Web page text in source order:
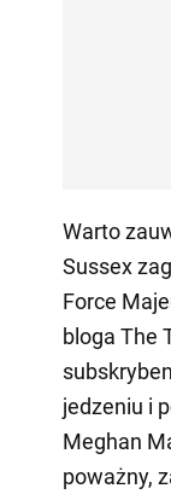
Warto
Sussex
Force
bloga The
jedzeniu i
Meghan
poważny,